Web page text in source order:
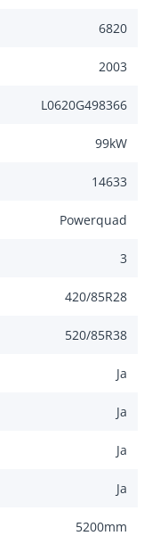
6820
2003
L0620G498366
99kW
14633
Powerquad
3
420/85R28
520/85R38
Ja
Ja
Ja
Ja
5200mm